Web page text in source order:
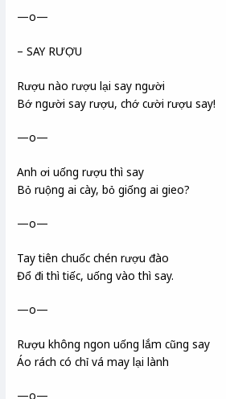
—o—
– SAY RƯỢU
Rượu nào rượu lại say người
Bớ người say rượu, chớ cười rượu say!
—o—
Anh ơi uống rượu thì say
Bỏ ruộng ai cày, bỏ giống ai gieo?
—o—
Tay tiên chuốc chén rượu đào
Đổ đi thì tiếc, uống vào thì say.
—o—
Rượu không ngon uống lắm cũng say
Áo rách có chỉ vá may lại lành
—o—